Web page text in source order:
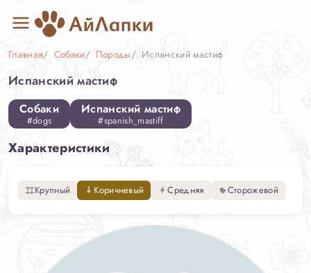
Главная Собаки Породы Испанский мастиф
Испанский мастиф
Собаки
#dogs
Испанский мастиф
#spanish_mastiff
Характеристики
Крупный Коричневый Средняя Сторожевой